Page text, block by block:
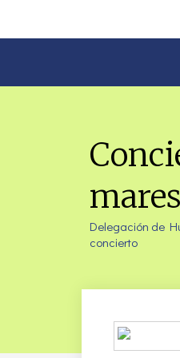
Delegación de
concierto